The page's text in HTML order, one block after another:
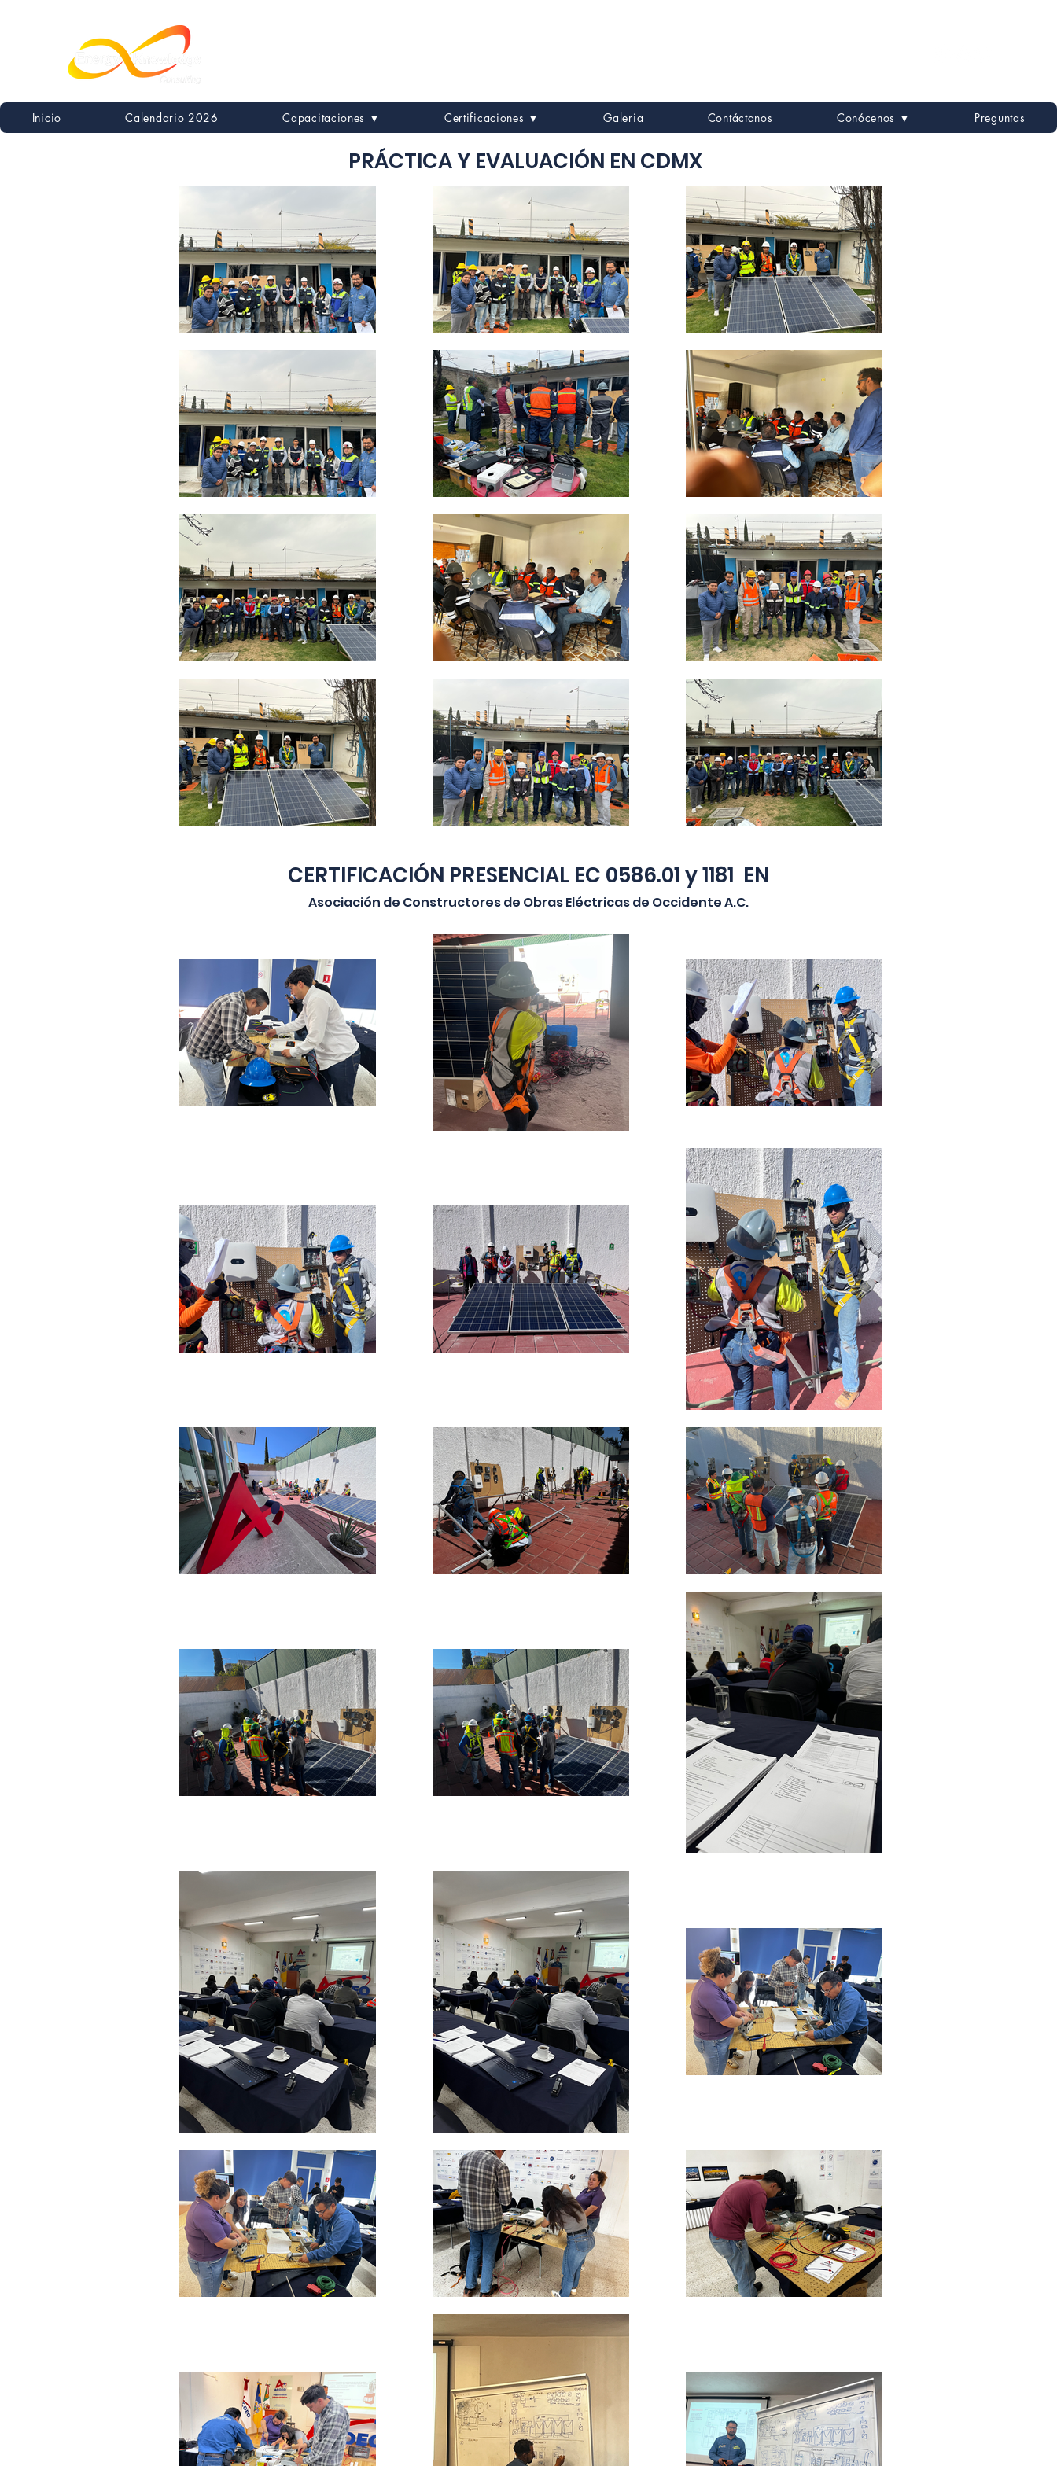
Inicio Calendario 2026 Capacitaciones ▼ Certificaciones ▼ Galeria Contáctanos Conócenos ▼ Preguntas
PRÁCTICA Y EVALUACIÓN EN CDMX
CERTIFICACIÓN PRESENCIAL EC 0586.01 y 1181 EN
Asociación de Constructores de Obras Eléctricas de Occidente A.C.